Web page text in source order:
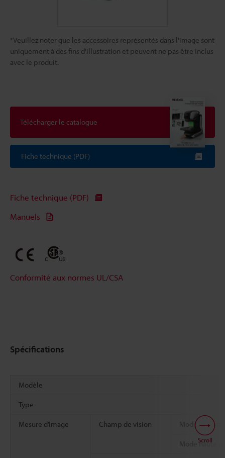
*Veuillez noter que les accessoires représentés dans l'image sont
uniquement à des fins d'illustration et peuvent ne pas être inclus
avec le produit.
Télécharger le catalogue
Fiche technique (PDF)
Fiche technique (PDF)
Manuels
Conformité aux normes UL/CSA
Spécifications
Modèle
Type
Mesure d’image Champ de vision Mode
Mode haute
Scroll